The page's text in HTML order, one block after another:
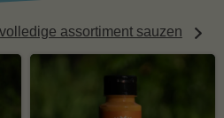
assortiment sauzen